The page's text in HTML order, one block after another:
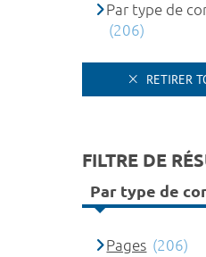
Par type de
(206)
RETIRER
FILTRE DE
Par type de
Pages (206)